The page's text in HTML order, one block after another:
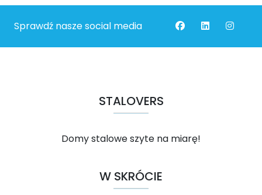
Sprawdź nasze social media
STALOVERS
Domy stalowe szyte na miarę!
W SKRÓCIE